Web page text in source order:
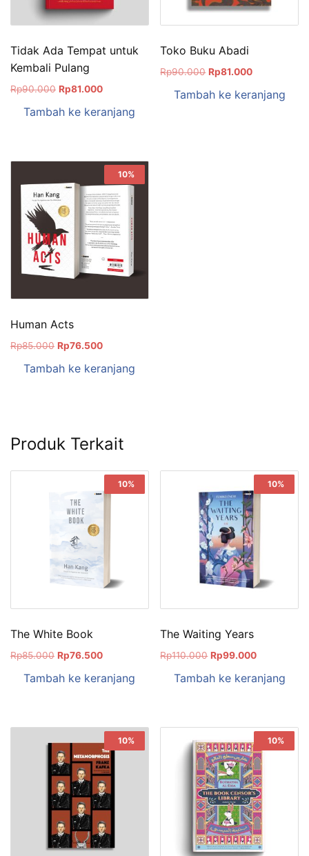
Tidak Ada Tempat untuk
Kembali Pulang
Rp90.000 Rp81.000
Tambah ke keranjang
Toko Buku Abadi
Rp90.000 Rp81.000
Tambah ke keranjang
Sale!
10%
Human Acts
Rp85.000 Rp76.500
Tambah ke keranjang
Produk Terkait
Sale!
10%
The White Book
Rp85.000 Rp76.500
Tambah ke keranjang
Sale!
10%
The Waiting Years
Rp110.000 Rp99.000
Tambah ke keranjang
Sale!
10% Sale!
10%